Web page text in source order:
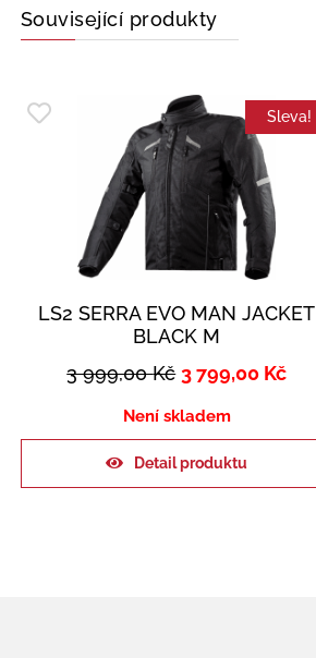
Související produkty
Sleva!
LS2 SERRA EVO MAN JACKET
BLACK M
3 999,00Kč 3 799,00 Kč
Není skladem
Detail produktu